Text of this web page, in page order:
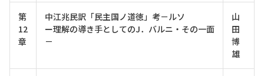
第
12
章
中江兆民訳「民主国ノ道徳」考－ルソ
ー理解の導き手としてのJ．バルニ・その一面
－
山
田
博
雄